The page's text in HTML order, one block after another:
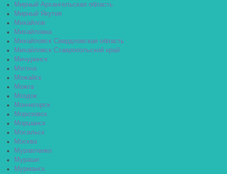
Мирный Архангельская область
Мирный Якутия
Михайлов
Михайловка
Михайловск Свердловская область
Михайловск Ставропольский край
Мичуринск
Могоча
Можайск
Можга
Моздок
Мончегорск
Морозовск
Моршанск
Мосальск
Москва
Муравленко
Мураши
Мурманск